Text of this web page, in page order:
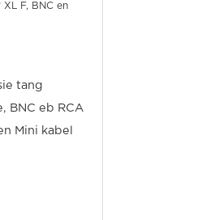
F, BNC en
tang
BNC eb RCA
Mini kabel